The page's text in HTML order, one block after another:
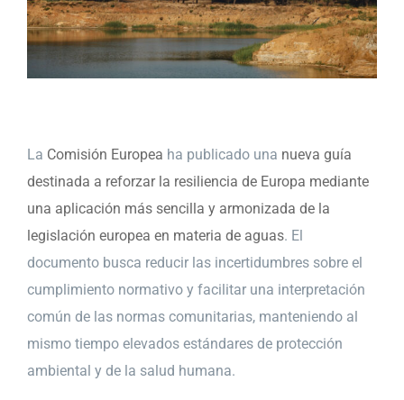
La Comisión Europea ha publicado una nueva guía
destinada a reforzar la resiliencia de Europa mediante
una aplicación más sencilla y armonizada de la
legislación europea en materia de aguas. El
documento busca reducir las incertidumbres sobre el
cumplimiento normativo y facilitar una interpretación
común de las normas comunitarias, manteniendo al
mismo tiempo elevados estándares de protección
ambiental y de la salud humana.